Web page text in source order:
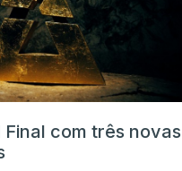
Final com três novas